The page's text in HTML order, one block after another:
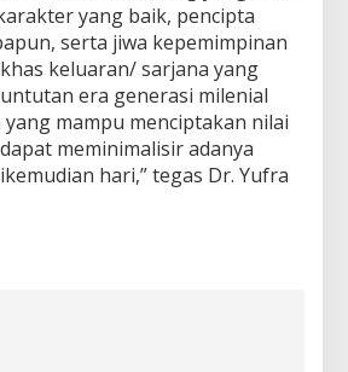
yang baik, pencipta
serta jiwa kepemimpinan
keluaran/ sarjana yang
era generasi milenial
mampu menciptakan nilai
meminimalisir adanya
hari,” tegas Dr. Yufra